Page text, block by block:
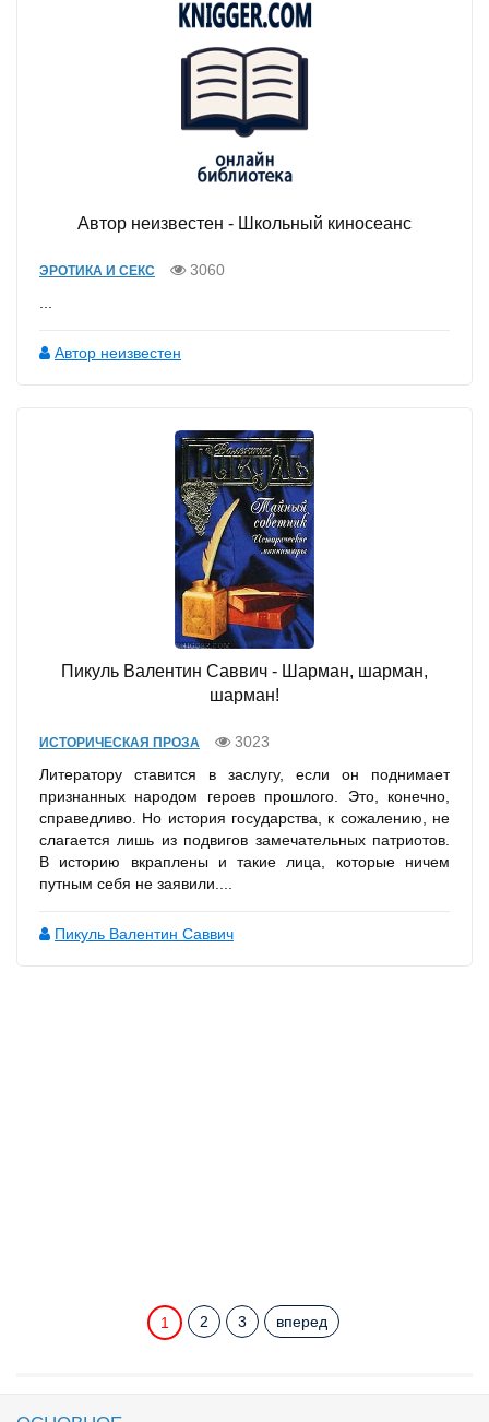
Автор неизвестен - Школьный киносеанс
ЭРОТИКА И СЕКС
3060
Автор неизвестен
Пикуль Валентин Саввич - Шарман, шарман,
шарман!
ИСТОРИЧЕСКАЯ ПРОЗА
3023
Литератору ставится в заслугу, если он поднимает
признанных народом героев прошлого. Это, конечно,
справедливо. Но история государства, к сожалению, не
слагается лишь из подвигов замечательных патриотов.
В историю вкраплены и такие лица, которые ничем
путным себя не заявили....
Пикуль Валентин Саввич
1 2 3 вперед